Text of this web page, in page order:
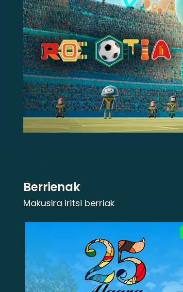
Berrienak
Makusira iritsi berriak